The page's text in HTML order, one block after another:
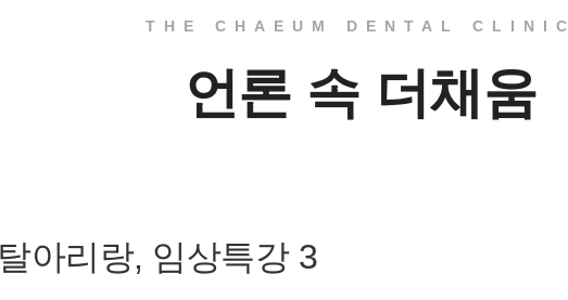
THE CHAEUM DENTAL CLINIC
언론 속 더채움
아리랑, 임상특강 3